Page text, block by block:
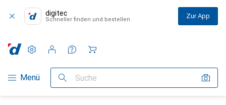
digitec
Schneller finden und bestellen Zur App
Navigation nach Kategorien
Menü Suche
Einstellungen
Kundenkonto
Vergleichslisten
Merklisten
Warenkorb